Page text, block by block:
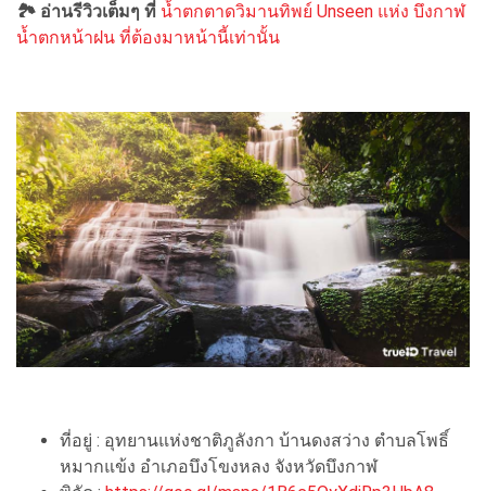
🏞 อ่านรีวิวเต็มๆ ที่ น้ำตกตาดวิมานทิพย์ Unseen แห่ง บึงกาฬ
น้ำตกหน้าฝน ที่ต้องมาหน้านี้เท่านั้น
ที่อยู่ : อุทยานแห่งชาติภูลังกา บ้านดงสว่าง ตำบลโพธิ์
หมากแข้ง อำเภอบึงโขงหลง จังหวัดบึงกาฬ